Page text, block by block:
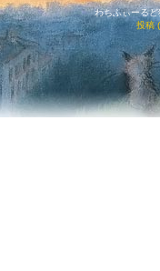
わちふぃーる
投稿